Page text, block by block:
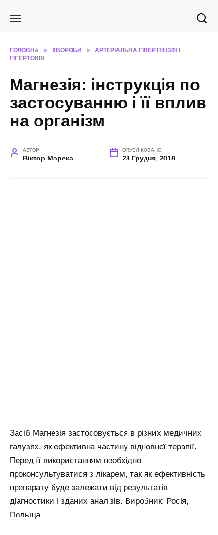
ГОЛОВНА » ХВОРОБИ »
АРТЕРІАЛЬНА ГІПЕРТЕНЗІЯ І
ГІПЕРТОНІЯ
Магнезія: інструкція по
застосуванню і її вплив
на організм
АВТОР
Віктор Морека
ОПУБЛІКОВАНО
23 Грудня, 2018
Засіб Магнезія застосовується в різних медичних
галузях, як ефективна частину відновної терапії.
Перед її використанням необхідно
проконсультуватися з лікарем, так як ефективність
препарату буде залежати від результатів
діагностики і зданих аналізів. Виробник: Росія,
Польща.